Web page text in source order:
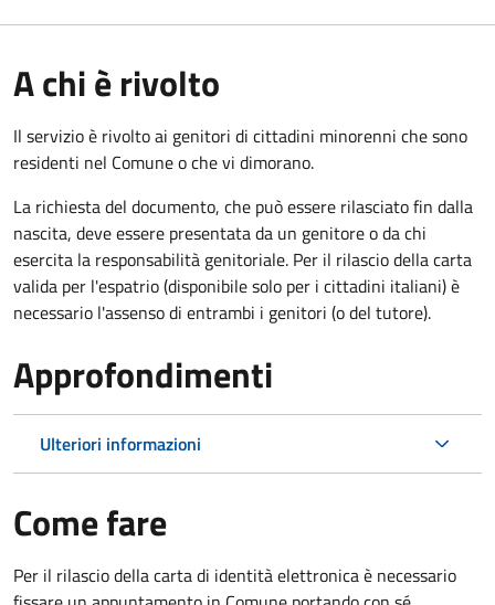
A chi è rivolto
Il servizio è rivolto ai genitori di cittadini minorenni che sono
residenti nel Comune o che vi dimorano.
La richiesta del documento, che può essere rilasciato fin dalla
nascita, deve essere presentata da un genitore o da chi
esercita la responsabilità genitoriale. Per il rilascio della carta
valida per l'espatrio (disponibile solo per i cittadini italiani) è
necessario l'assenso di entrambi i genitori (o del tutore).
Approfondimenti
Ulteriori informazioni
Come fare
Per il rilascio della carta di identità elettronica è necessario